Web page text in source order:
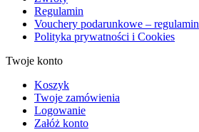
Regulamin
Vouchery podarunkowe – regulamin
Polityka prywatności i Cookies
Twoje konto
Koszyk
Twoje zamówienia
Logowanie
Załóż konto